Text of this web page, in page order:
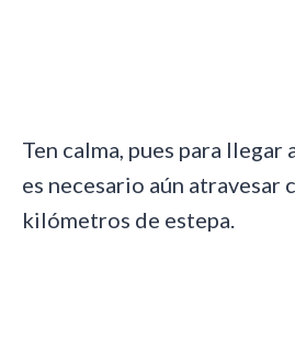
Ten calma, pues para
es necesario aún atravesar
kilómetros de estepa.